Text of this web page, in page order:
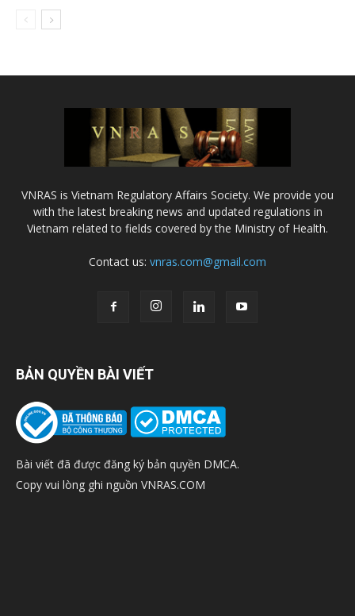
VNRAS is Vietnam Regulatory Affairs Society. We provide you
with the latest breaking news and updated regulations in
Vietnam related to fields covered by the Ministry of Health.
Contact us: vnras.com@gmail.com
BẢN QUYỀN BÀI VIẾT
Bài viết đã được đăng ký bản quyền DMCA.
Copy vui lòng ghi nguồn VNRAS.COM